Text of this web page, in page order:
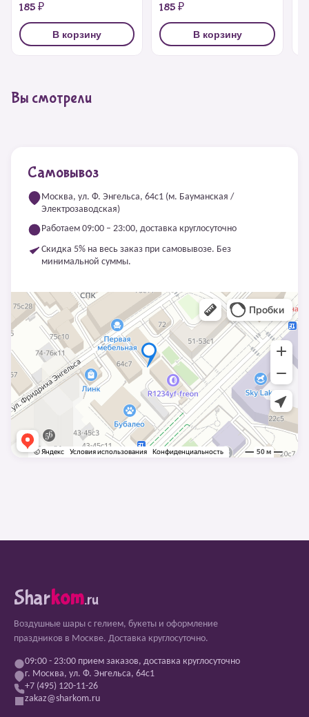
185 ₽
В корзину
185 ₽
В корзину
Вы смотрели
Самовывоз
Москва, ул. Ф. Энгельса, 64с1 (м. Бауманская /
Электрозаводская)
Работаем 09:00 – 23:00, доставка круглосуточно
Скидка 5% на весь заказ при самовывозе. Без
минимальной суммы.
Sharkom.ru
Воздушные шары с гелием, букеты и оформление
праздников в Москве. Доставка круглосуточно.
09:00 - 23:00 прием заказов, доставка круглосуточно
г. Москва, ул. Ф. Энгельса, 64с1
+7 (495) 120-11-26
zakaz@sharkom.ru